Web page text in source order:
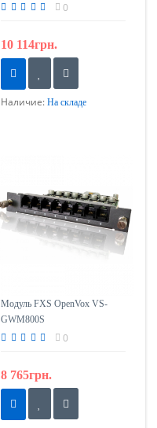
0
10 114грн.
Наличие: На складе
Модуль FXS OpenVox VS-
GWM800S
0
8 765грн.